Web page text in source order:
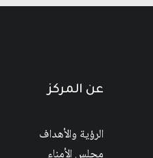
عن المركز
الرؤية والأهداف